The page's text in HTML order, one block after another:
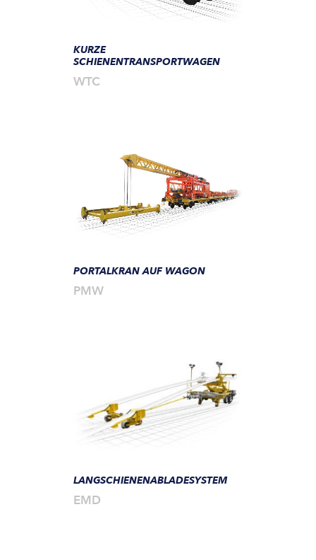
KURZE
SCHIENENTRANSPORTWAGEN
WTC
PORTALKRAN AUF WAGON
PMW
LANGSCHIENENABLADESYSTEM
EMD